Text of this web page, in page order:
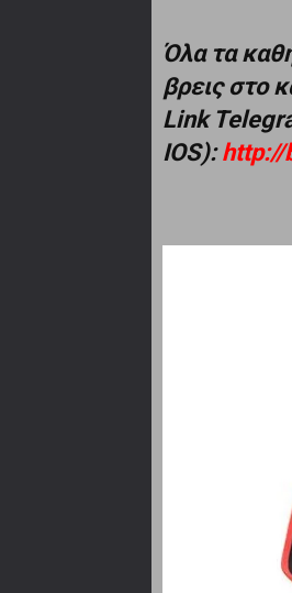
Όλα τα
βρεις στο
Link
IOS):http://